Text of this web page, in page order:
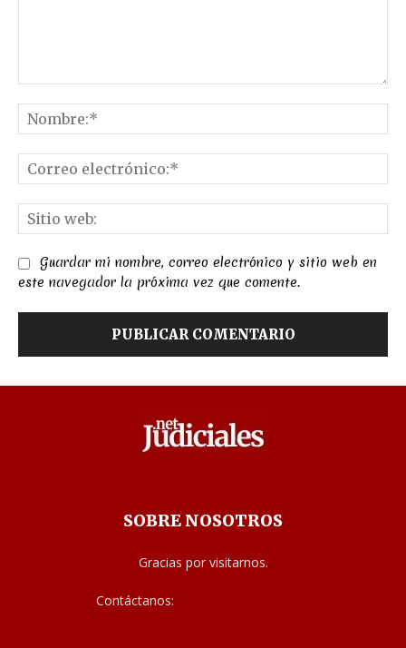
Guardar mi nombre, correo electrónico y sitio web en
este navegador la próxima vez que comente.
SOBRE NOSOTROS
Gracias por visitarnos.
Contáctanos: